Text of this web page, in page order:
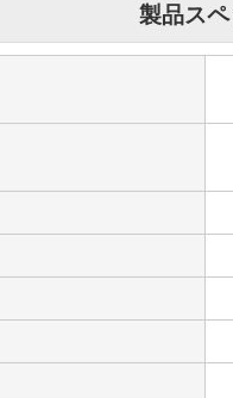
製品スペ